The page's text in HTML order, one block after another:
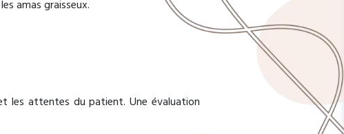
amas graisseux.
les attentes du patient. Une évaluation